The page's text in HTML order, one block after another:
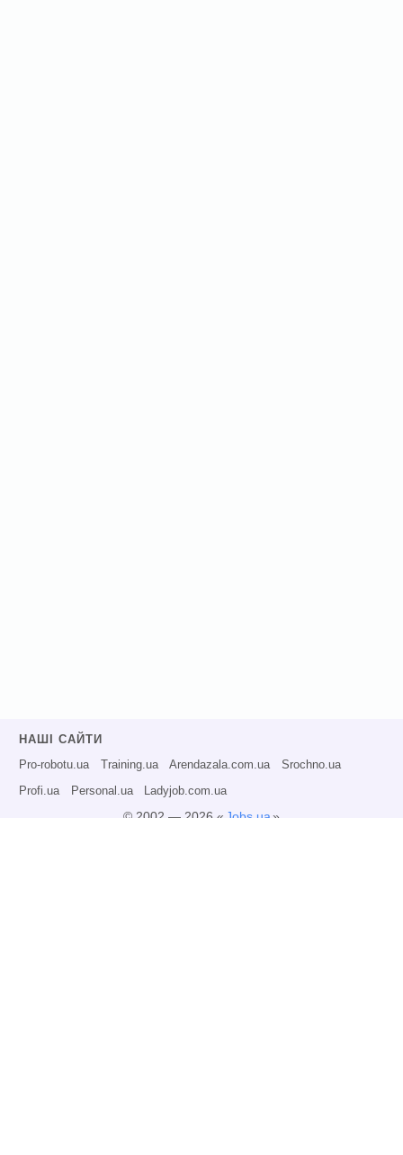
НАШІ САЙТИ
Pro-robotu.ua Training.ua Arendazala.com.ua Srochno.ua
Profi.ua Personal.ua Ladyjob.com.ua
© 2002 — 2026 « Jobs.ua»